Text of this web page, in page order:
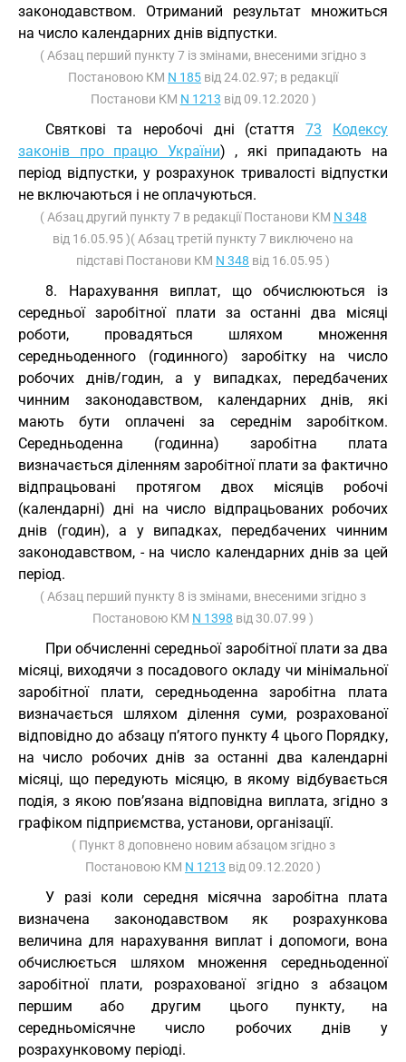
законодавством. Отриманий результат множиться
на число календарних днів відпустки.
( Абзац перший пункту 7 із змінами, внесеними згідно з
Постановою КМ N 185 від 24.02.97; в редакції
Постанови КМ N 1213 від 09.12.2020 )
Святкові та неробочі дні (стаття73
Кодексу
законів про працю України) , які припадають на
період відпустки, у розрахунок тривалості відпустки
не включаються і не оплачуються.
( Абзац другий пункту 7 в редакції Постанови КМ N 348
від 16.05.95 )( Абзац третій пункту 7 виключено на
підставі Постанови КМ N 348 від 16.05.95 )
8. Нарахування виплат, що обчислюються із
середньої заробітної плати за останні два місяці
роботи, провадяться шляхом множення
середньоденного (годинного) заробітку на число
робочих днів/годин, а у випадках, передбачених
чинним законодавством, календарних днів, які
мають бути оплачені за середнім заробітком.
Середньоденна (годинна) заробітна плата
визначається діленням заробітної плати за фактично
відпрацьовані протягом двох місяців робочі
(календарні) дні на число відпрацьованих робочих
днів (годин), а у випадках, передбачених чинним
законодавством, - на число календарних днів за цей
період.
( Абзац перший пункту 8 із змінами, внесеними згідно з
Постановою КМ N 1398 від 30.07.99 )
При обчисленні середньої заробітної плати за два
місяці, виходячи з посадового окладу чи мінімальної
заробітної плати, середньоденна заробітна плата
визначається шляхом ділення суми, розрахованої
відповідно до абзацу п’ятого пункту 4 цього Порядку,
на число робочих днів за останні два календарні
місяці, що передують місяцю, в якому відбувається
подія, з якою пов’язана відповідна виплата, згідно з
графіком підприємства, установи, організації.
( Пункт 8 доповнено новим абзацом згідно з
Постановою КМ N 1213 від 09.12.2020 )
У разі коли середня місячна заробітна плата
визначена законодавством як розрахункова
величина для нарахування виплат і допомоги, вона
обчислюється шляхом множення середньоденної
заробітної плати, розрахованої згідно з абзацом
першим або другим цього пункту, на
середньомісячне число робочих днів у
розрахунковому періоді.